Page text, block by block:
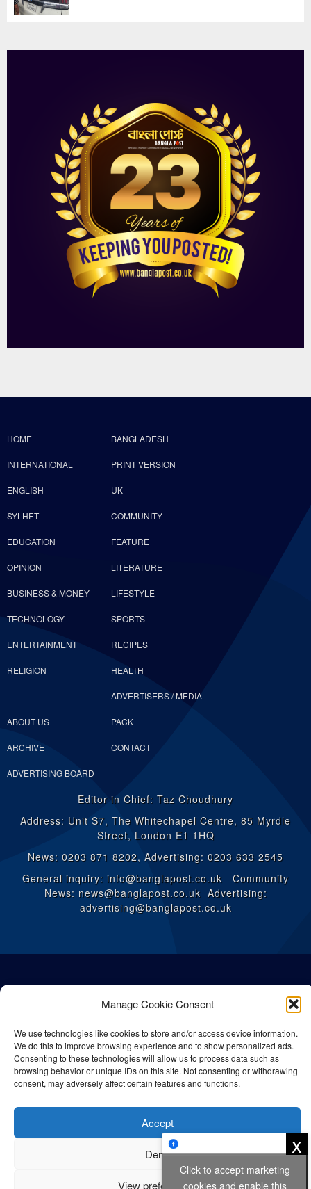
Manage Cookie Consent
We use technologies like cookies to store and/or access device information.
We do this to improve browsing experience and to show personalized ads.
Consenting to these technologies will allow us to process data such as
browsing behavior or unique IDs on this site. Not consenting or withdrawing
consent, may adversely affect certain features and functions.
Accept
Deny
View preferences
HOME BANGLADESH
INTERNATIONAL PRINT VERSION
ENGLISH UK
SYLHET COMMUNITY
EDUCATION FEATURE
OPINION LITERATURE
BUSINESS & MONEY LIFESTYLE
TECHNOLOGY SPORTS
ENTERTAINMENT RECIPES
RELIGION HEALTH
ABOUT US
ADVERTISERS / MEDIA
PACK
ARCHIVE CONTACT
ADVERTISING BOARD
Editor in Chief: Taz Choudhury
Address: Unit S7, The Whitechapel Centre, 85 Myrdle
Street, London E1 1HQ
News: 0203 871 8202, Advertising: 0203 633 2545
General inquiry: info@banglapost.co.uk Community
News: news@banglapost.co.uk Advertising:
advertising@banglapost.co.uk
© All rights reserved Bangla Post2026| Any unauthorised use or
reproduction of our content is strictly prohibited.
Privacy Policy Cookie Policy
x
Click to accept marketing
cookies and enable this